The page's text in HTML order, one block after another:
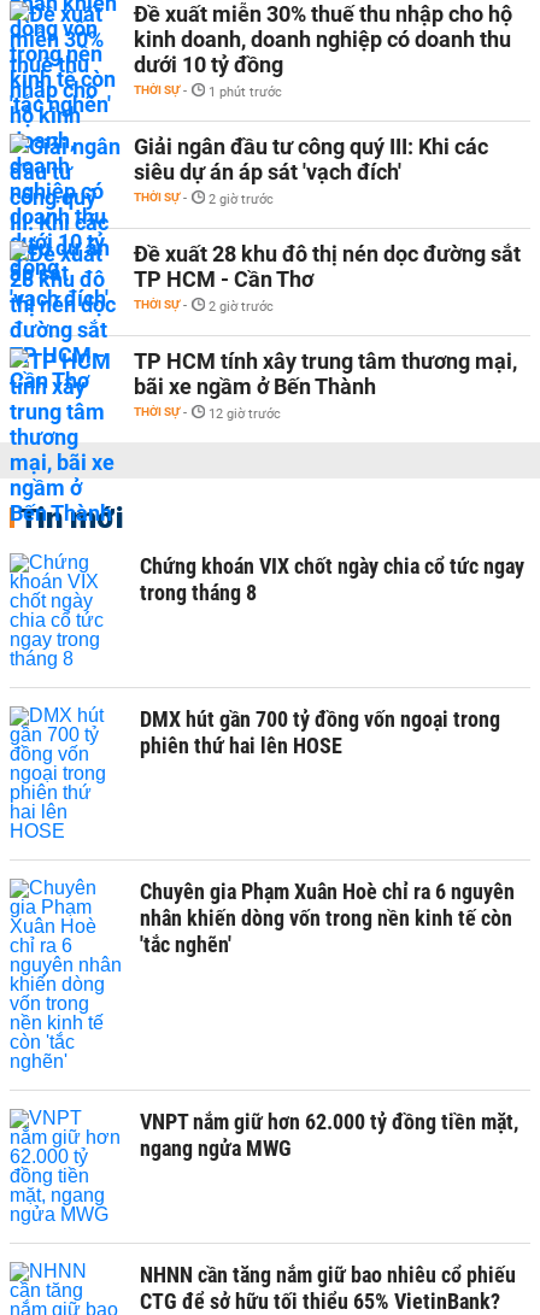
Đề xuất miễn 30% thuế thu nhập cho hộ
kinh doanh, doanh nghiệp có doanh thu
dưới 10 tỷ đồng
THỜI SỰ - 1 phút trước
Giải ngân đầu tư công quý III: Khi các
siêu dự án áp sát 'vạch đích'
THỜI SỰ - 2 giờ trước
Đề xuất 28 khu đô thị nén dọc đường sắt
TP HCM - Cần Thơ
THỜI SỰ - 2 giờ trước
TP HCM tính xây trung tâm thương mại,
bãi xe ngầm ở Bến Thành
THỜI SỰ - 12 giờ trước
Tin mới
Chứng khoán VIX chốt ngày chia cổ tức ngay
trong tháng 8
DMX hút gần 700 tỷ đồng vốn ngoại trong
phiên thứ hai lên HOSE
Chuyên gia Phạm Xuân Hoè chỉ ra 6 nguyên
nhân khiến dòng vốn trong nền kinh tế còn
'tắc nghẽn'
VNPT nắm giữ hơn 62.000 tỷ đồng tiền mặt,
ngang ngửa MWG
NHNN cần tăng nắm giữ bao nhiêu cổ phiếu
CTG để sở hữu tối thiểu 65% VietinBank?